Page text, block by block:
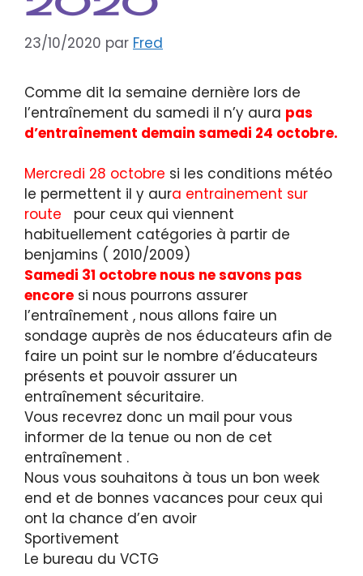
23/10/2020 par Fred
Comme dit la semaine dernière lors de
l’entraînement du samedi il n’y aura pas
d’entraînement demain samedi 24 octobre.
Mercredi 28 octobre si les conditions météo
le permettent il y aura entrainement sur
route
pour ceux qui viennent
habituellement catégories à partir de
benjamins ( 2010/2009)
Samedi 31 octobre nous ne savons pas
encore si nous pourrons assurer
l’entraînement , nous allons faire un
sondage auprès de nos éducateurs afin de
faire un point sur le nombre d’éducateurs
présents et pouvoir assurer un
entraînement sécuritaire.
Vous recevrez donc un mail pour vous
informer de la tenue ou non de cet
entraînement .
Nous vous souhaitons à tous un bon week
end et de bonnes vacances pour ceux qui
ont la chance d’en avoir
Sportivement
Le bureau du VCTG